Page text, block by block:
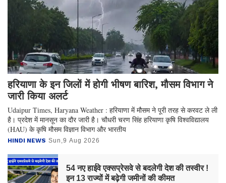
हरियाणा के इन जिलों में होगी भीषण बारिश, मौसम विभाग ने
जारी किया अलर्ट
Udaipur Times, Haryana Weather : हरियाणा में मौसम ने पूरी तरह से करवट ले ली
है। प्रदेश में मानसून का दौर जारी है। चौधरी चरण सिंह हरियाणा कृषि विश्वविद्यालय
(HAU) के कृषि मौसम विज्ञान विभाग और भारतीय
HINDI NEWS Sun,9 Aug 2026
54 नए हाईवे एक्सप्रेसवे से बदलेगी देश की तस्वीर !
इन 13 राज्यों में बढ़ेगी जमीनों की कीमत